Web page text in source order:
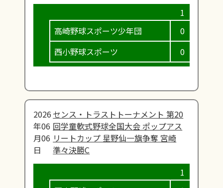
高崎野球スポーツ少年団
西小野球スポーツ
0
0
2026
年06
月06
日
センス・トラストトーナメント 第20
回学童軟式野球全国大会 ポップアス
リートカップ 星野仙一旗争奪 宮崎
準々決勝C